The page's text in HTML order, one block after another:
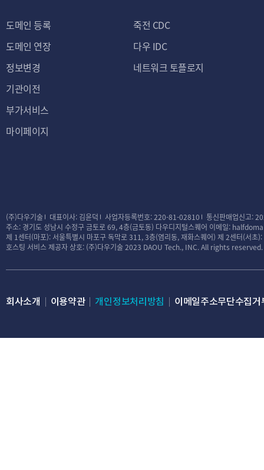
도메인 등록
도메인 연장
정보변경
기관이전
부가서비스
마이페이지
죽전 CDC
다우 IDC
네트워크 토플로지
(주)다우기술 대표이사: 김윤덕 사업자등록번호: 220-81-02810
통신판매업신고:
주소: 경기도 성남시 수정구 금토로 69, 4층(금토동) 다우디지털스퀘어 이메일:
제 1센터(마포): 서울특별시 마포구 독막로 311, 3층(염리동, 재화스퀘어) 제 2센터(서초
호스팅 서비스 제공자 상호: (주)다우기술2023 DAOU Tech., INC. All rights reserved.
회사소개 이용약관 개인정보처리방침 이메일주소무단수집거